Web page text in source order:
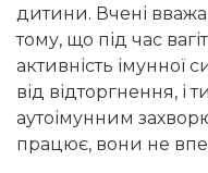
дитини. Вчені
тому, що під час
активність імунної
від відторгнення, і
аутоімунним
працює, вони не